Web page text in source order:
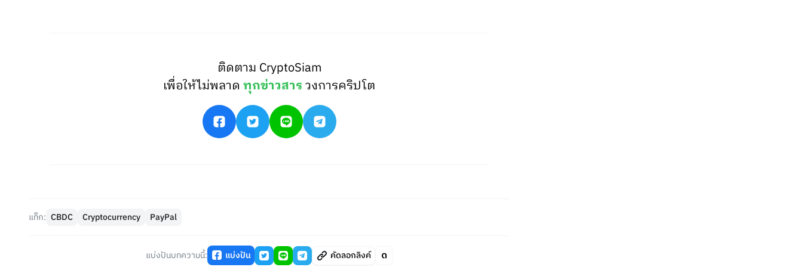
ติดตาม CryptoSiam
เพื่อให้ไม่พลาดทุกข่าวสารวงการคริปโต
แท็ก: CBDC Cryptocurrency PayPal
แบ่งปันบทความนี้: แบ่งปัน คัดลอกลิงค์